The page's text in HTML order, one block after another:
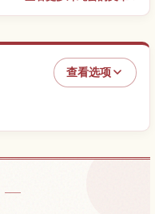
查看选项